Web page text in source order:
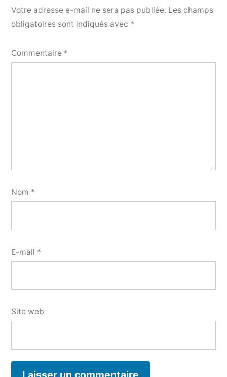
Votre adresse e-mail ne sera pas publiée. Les champs
obligatoires sont indiqués avec *
Commentaire *
Nom *
E-mail *
Site web